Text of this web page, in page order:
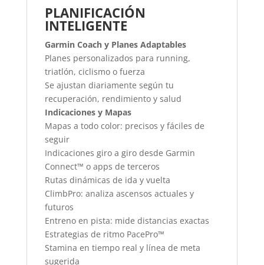
PLANIFICACIÓN
INTELIGENTE
Garmin Coach y Planes Adaptables
Planes personalizados para running,
triatlón, ciclismo o fuerza
Se ajustan diariamente según tu
recuperación, rendimiento y salud
Indicaciones y Mapas
Mapas a todo color: precisos y fáciles de
seguir
Indicaciones giro a giro desde Garmin
Connect™ o apps de terceros
Rutas dinámicas de ida y vuelta
ClimbPro: analiza ascensos actuales y
futuros
Entreno en pista: mide distancias exactas
Estrategias de ritmo PacePro™
Stamina en tiempo real y línea de meta
sugerida